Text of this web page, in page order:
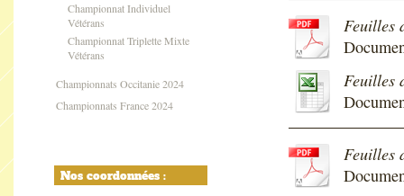
Championnat Individuel
Vétérans
Championnat Triplette Mixte
Vétérans
Championnats Occitanie 2024
Championnats France 2024
Nos coordonnées :
Feuilles
Feuilles
Feuilles